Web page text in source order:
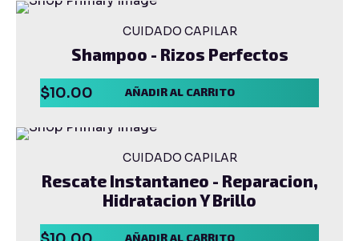
CUIDADO CAPILAR
Shampoo - Rizos Perfectos
$10.00 AÑADIR AL CARRITO
CUIDADO CAPILAR
Rescate Instantaneo - Reparacion,
Hidratacion Y Brillo
AÑADIR AL CARRITO